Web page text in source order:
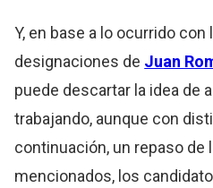
Y, en base a lo ocurrido
designaciones de Juan
puede descartar la idea de
trabajando, aunque con
continuación, un repaso de
mencionados, los